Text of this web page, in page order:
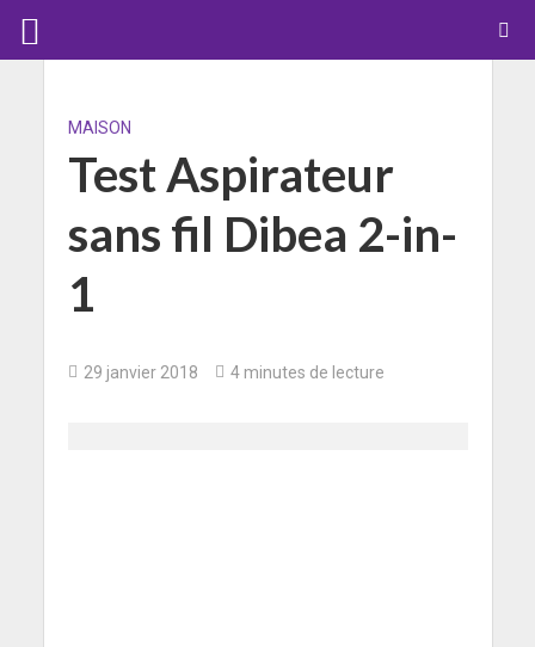
MAISON
Test Aspirateur
sans fil Dibea 2-in-
1
29 janvier 2018 4 minutes de lecture